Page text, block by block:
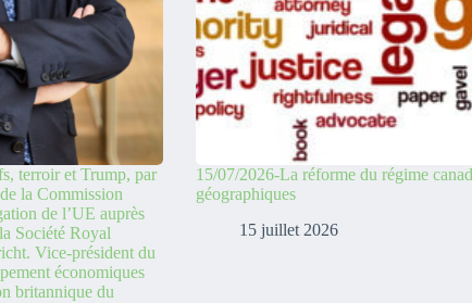
terroir et Trump, par
la Commission
de l’UE auprès
Société Royal
Vice-président du
économiques
britannique du
15/07/2026-La réforme du régime
géographiques
15 juillet 2026